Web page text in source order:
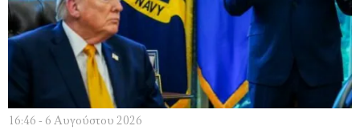
16:46 - 6 Αυγούστου 2026